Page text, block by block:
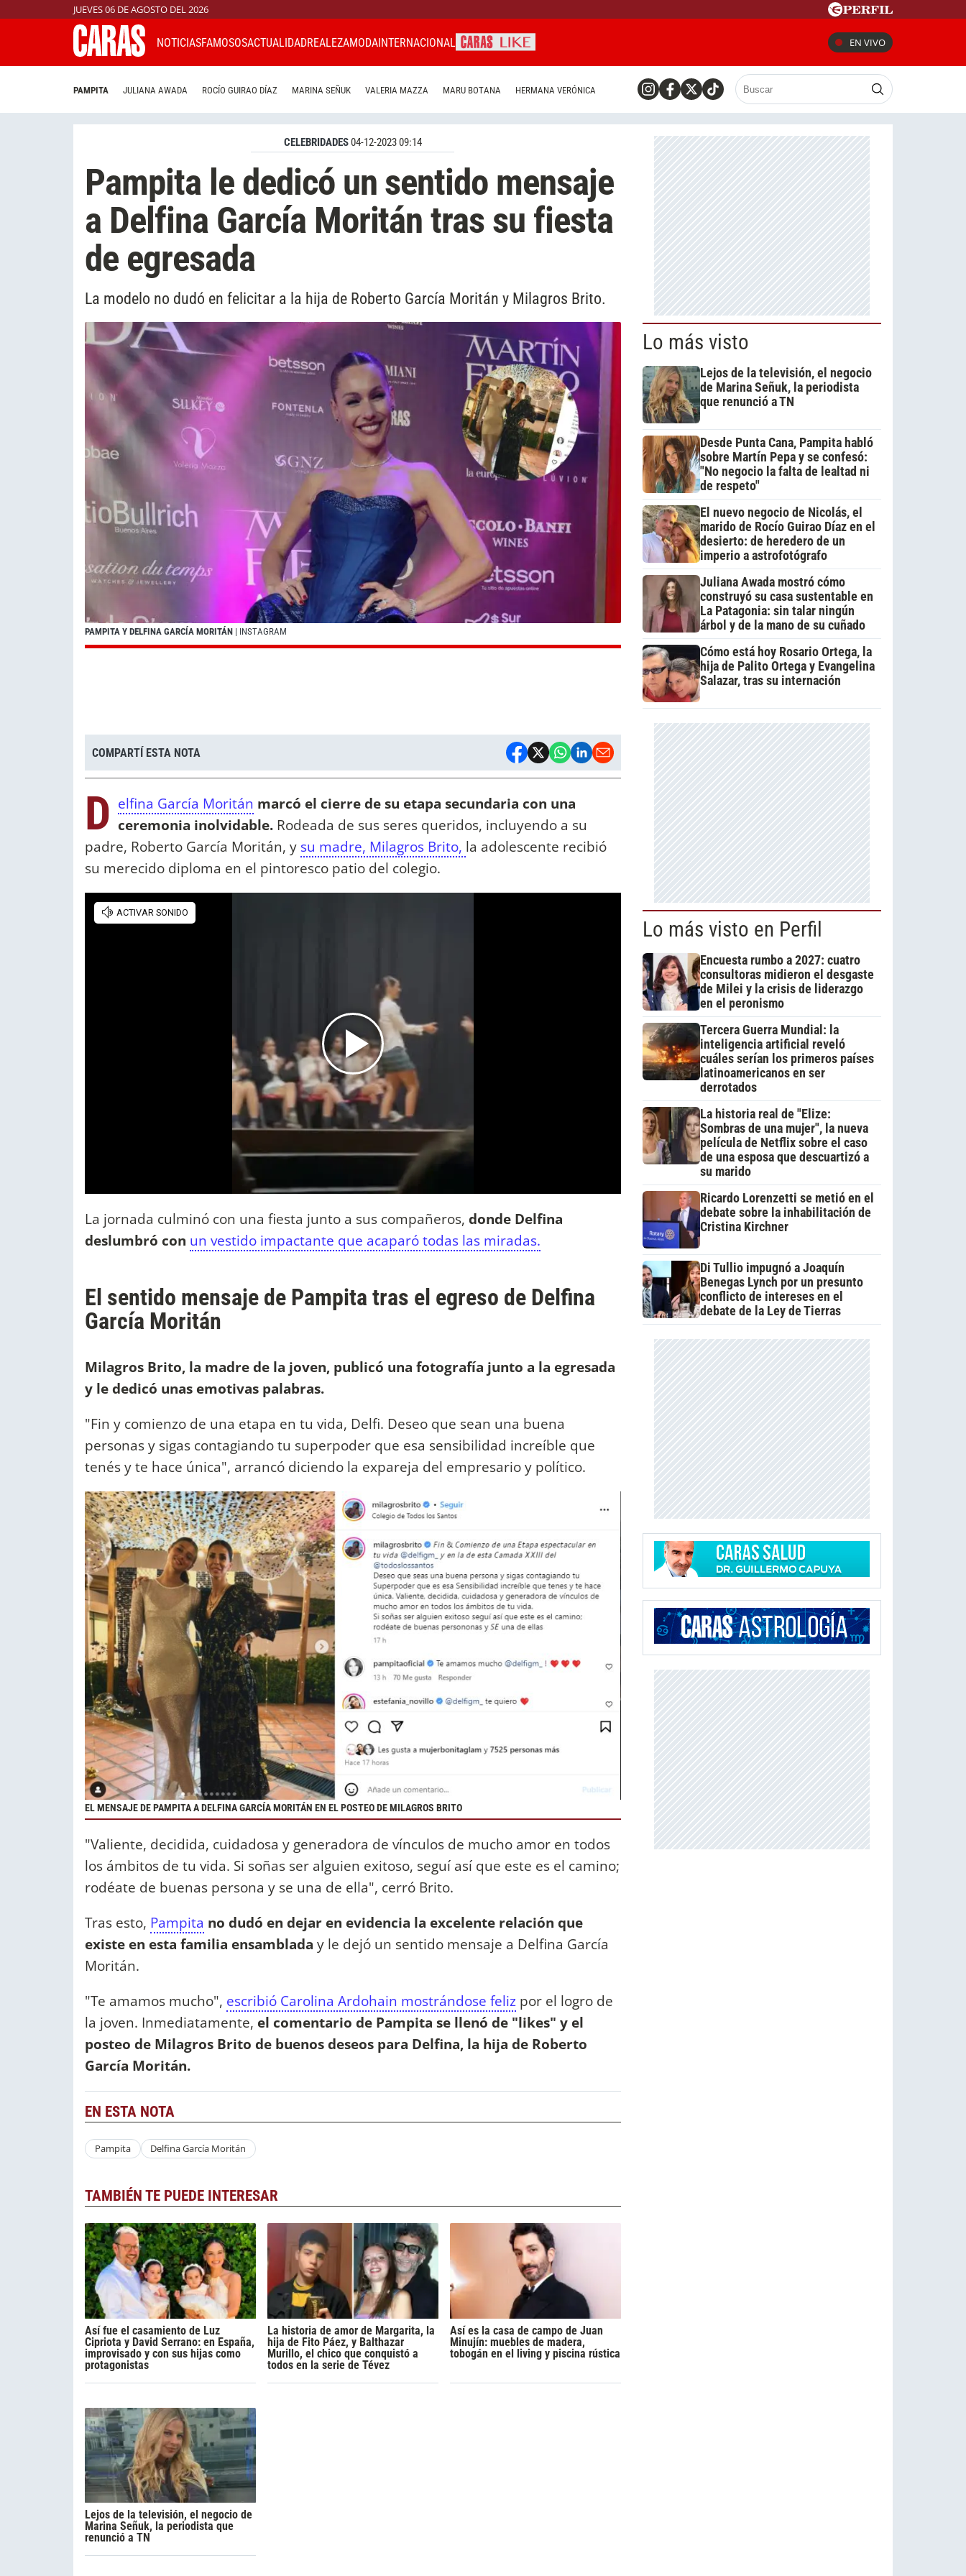
JUEVES 06 DE AGOSTO DEL 2026
NOTICIASFAMOSOSACTUALIDADREALEZAMODAINTERNACIONAL EN VIVO
PAMPITA JULIANA AWADA ROCÍO GUIRAO DÍAZ MARINA SEÑUK VALERIA MAZZA MARU BOTANA HERMANA VERÓNICA
CELEBRIDADES04-12-2023 09:14
Pampita le dedicó un sentido mensaje
a Delfina García Moritán tras su fiesta
de egresada
La modelo no dudó en felicitar a la hija de Roberto García Moritán y Milagros Brito.
PAMPITA Y DELFINA GARCÍA MORITÁN | INSTAGRAM
COMPARTÍ ESTA NOTA
D elfina García Moritán marcó el cierre de su etapa secundaria con una
ceremonia inolvidable. Rodeada de sus seres queridos, incluyendo a su
padre, Roberto García Moritán, y su madre, Milagros Brito, la adolescente recibió
su merecido diploma en el pintoresco patio del colegio.
La jornada culminó con una fiesta junto a sus compañeros, donde Delfina
deslumbró con un vestido impactante que acaparó todas las miradas.
El sentido mensaje de Pampita tras el egreso de Delfina
García Moritán
Milagros Brito, la madre de la joven, publicó una fotografía junto a la egresada
y le dedicó unas emotivas palabras.
"Fin y comienzo de una etapa en tu vida, Delfi. Deseo que sean una buena
personas y sigas contagiando tu superpoder que esa sensibilidad increíble que
tenés y te hace única", arrancó diciendo la expareja del empresario y político.
EL MENSAJE DE PAMPITA A DELFINA GARCÍA MORITÁN EN EL POSTEO DE MILAGROS BRITO
"Valiente, decidida, cuidadosa y generadora de vínculos de mucho amor en todos
los ámbitos de tu vida. Si soñas ser alguien exitoso, seguí así que este es el camino;
rodéate de buenas persona y se una de ella", cerró Brito.
Tras esto, Pampita no dudó en dejar en evidencia la excelente relación que
existe en esta familia ensamblada y le dejó un sentido mensaje a Delfina García
Moritán.
"Te amamos mucho", escribió Carolina Ardohain mostrándose feliz por el logro de
la joven. Inmediatamente, el comentario de Pampita se llenó de "likes" y el
posteo de Milagros Brito de buenos deseos para Delfina, la hija de Roberto
García Moritán.
EN ESTA NOTA
Pampita Delfina García Moritán
TAMBIÉN TE PUEDE INTERESAR
Así fue el casamiento de Luz
Cipriota y David Serrano: en España,
improvisado y con sus hijas como
protagonistas
La historia de amor de Margarita, la
hija de Fito Páez, y Balthazar
Murillo, el chico que conquistó a
todos en la serie de Tévez
Así es la casa de campo de Juan
Minujín: muebles de madera,
tobogán en el living y piscina rústica
Lejos de la televisión, el negocio de
Marina Señuk, la periodista que
renunció a TN
Lo más visto
Lejos de la televisión, el negocio
de Marina Señuk, la periodista
que renunció a TN
Desde Punta Cana, Pampita habló
sobre Martín Pepa y se confesó:
"No negocio la falta de lealtad ni
de respeto"
El nuevo negocio de Nicolás, el
marido de Rocío Guirao Díaz en el
desierto: de heredero de un
imperio a astrofotógrafo
Juliana Awada mostró cómo
construyó su casa sustentable en
La Patagonia: sin talar ningún
árbol y de la mano de su cuñado
Cómo está hoy Rosario Ortega, la
hija de Palito Ortega y Evangelina
Salazar, tras su internación
Lo más visto en Perfil
Encuesta rumbo a 2027: cuatro
consultoras midieron el desgaste
de Milei y la crisis de liderazgo
en el peronismo
Tercera Guerra Mundial: la
inteligencia artificial reveló
cuáles serían los primeros países
latinoamericanos en ser
derrotados
La historia real de "Elize:
Sombras de una mujer", la nueva
película de Netflix sobre el caso
de una esposa que descuartizó a
su marido
Ricardo Lorenzetti se metió en el
debate sobre la inhabilitación de
Cristina Kirchner
Di Tullio impugnó a Joaquín
Benegas Lynch por un presunto
conflicto de intereses en el
debate de la Ley de Tierras